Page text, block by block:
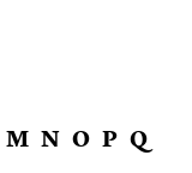
M N O P Q